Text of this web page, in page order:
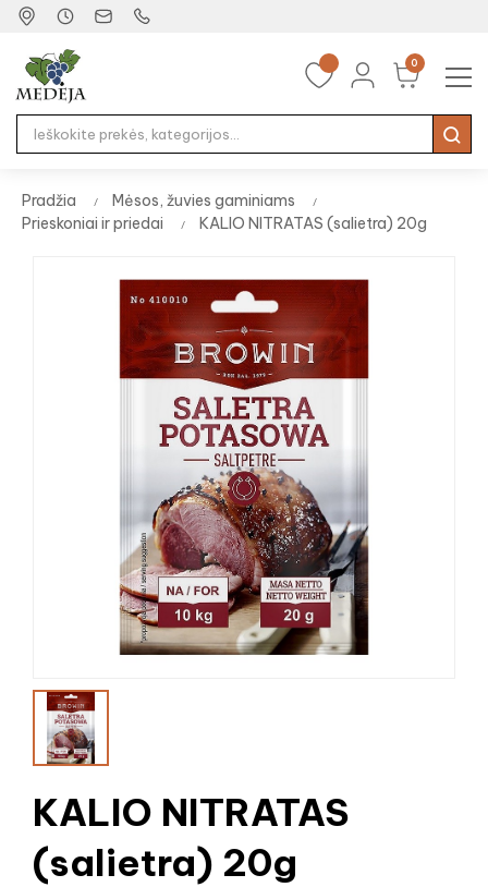
0
☰
Pradžia
Mėsos, žuvies gaminiams
Prieskoniai ir priedai
KALIO NITRATAS (salietra) 20g
KALIO NITRATAS
(salietra) 20g